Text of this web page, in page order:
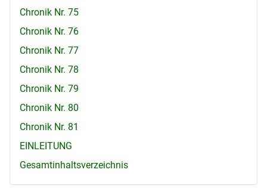
Chronik Nr. 75
Chronik Nr. 76
Chronik Nr. 77
Chronik Nr. 78
Chronik Nr. 79
Chronik Nr. 80
Chronik Nr. 81
EINLEITUNG
Gesamtinhaltsverzeichnis